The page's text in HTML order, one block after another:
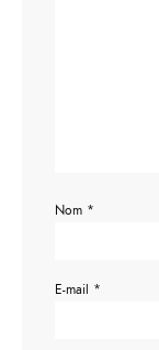
Nom *
E-mail *